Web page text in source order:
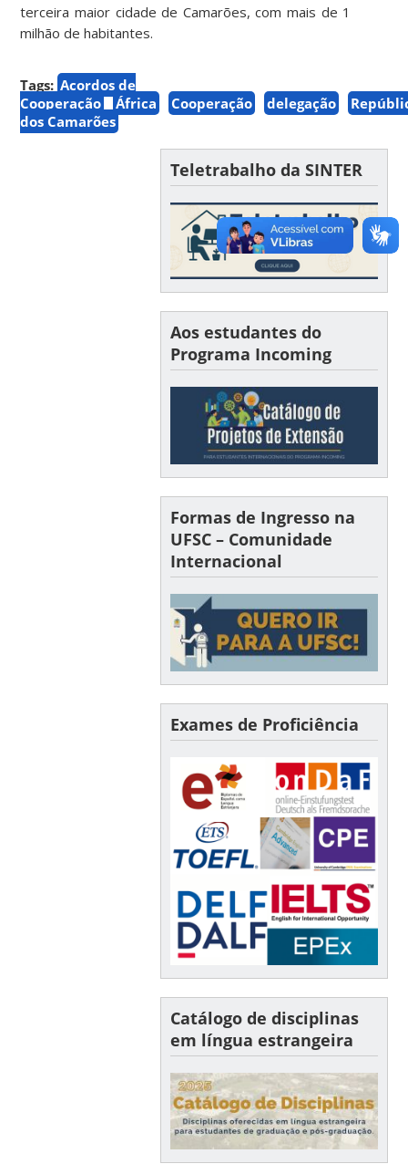
terceira maior cidade de Camarões, com mais de 1
milhão de habitantes.
Tags: Acordos de
Cooperação
África Cooperação delegação
dos Camarões
Teletrabalho da SINTER
Aos estudantes do
Programa Incoming
Formas de Ingresso na
UFSC – Comunidade
Internacional
Exames de Proficiência
Catálogo de disciplinas
em língua estrangeira